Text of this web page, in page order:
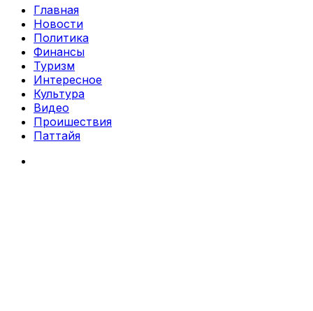
Главная
Новости
Политика
Финансы
Туризм
Интересное
Культура
Видео
Проишествия
Паттайя